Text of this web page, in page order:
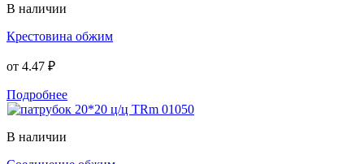
В наличии
Крестовина обжим
от 4.47 ₽
Подробнее
В наличии